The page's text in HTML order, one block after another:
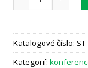
Katalogové číslo:
Kategorií: